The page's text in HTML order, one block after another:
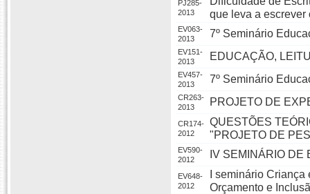
PJ285-
2013
que leva a escrever
EV063-
2013
7º Seminário
EV151-
2013
EDUCAÇÃO,
EV457-
2013
7º Seminário
CR263-
2013
PROJETO DE
CR174-
2012
QUESTÕES
"PROJETO DE
EV590-
2012
IV SEMINÁRIO
EV648-
2012
I seminário
Orçamento e